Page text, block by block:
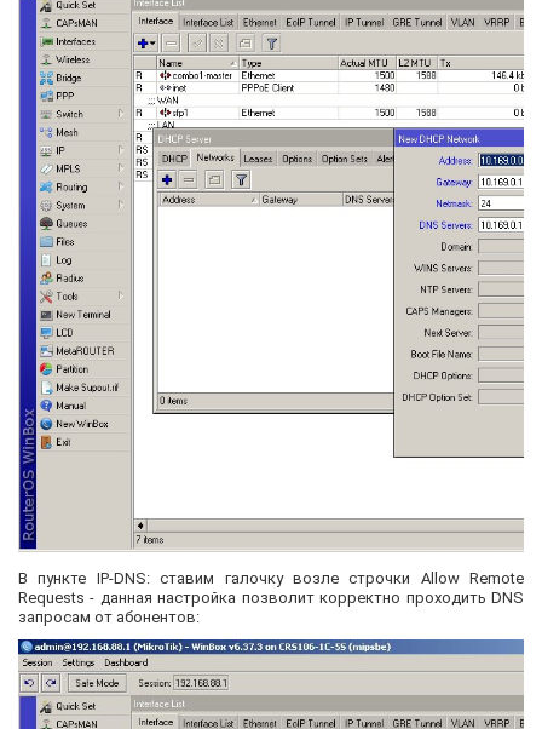
В пункте IP-DNS: ставим галочку возле строчки Allow Remote
Requests - данная настройка позволит корректно проходить DNS
запросам от абонентов: